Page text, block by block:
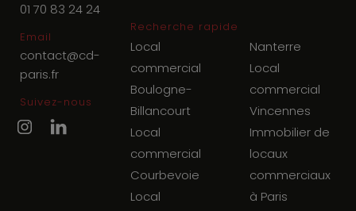
01 70 83 24 24
Email
contact@cd-
paris.fr
Suivez-nous
Recherche rapide
Local
commercial
Boulogne-
Billancourt
Local
commercial
Courbevoie
Local
Nanterre
Local
commercial
Vincennes
Immobilier de
locaux
commerciaux
à Paris